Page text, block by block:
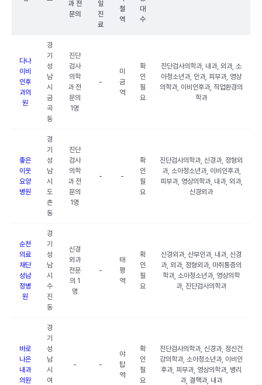
과 전
문의
일
진
료
철
역
대
수
다나
이비
인후
과의
원
경
기
성
남
시
금
곡
동
진단
검사
의학
과 전
문의
1명
-
미
금
역
확
인
필
요
진단검사의학과, 내과, 외과, 소
아청소년과, 안과, 피부과, 영상
의학과, 이비인후과, 직업환경의
학과
좋은
이웃
요양
병원
경
기
성
남
시
도
촌
동
진단
검사
의학
과 전
문의
1명
- -
확
인
필
요
진단검사의학과, 신경과, 정형외
과, 소아청소년과, 이비인후과,
피부과, 영상의학과, 내과, 외과,
신경외과
순천
의료
재단
성남
정병
원
경
기
성
남
시
수
진
동
신경
외과
전문
의 1
명
-
태
평
역
확
인
필
요
신경외과, 산부인과, 내과, 신경
과, 외과, 정형외과, 마취통증의
학과, 소아청소년과, 영상의학
과, 진단검사의학과
바로
나은
내과
의원
경
기
성
남
시
여
- -
야
탑
역
확
인
필
요
진단검사의학과, 신경과, 정신건
강의학과, 소아청소년과, 이비인
후과, 피부과, 영상의학과, 병리
과, 결핵과, 내과